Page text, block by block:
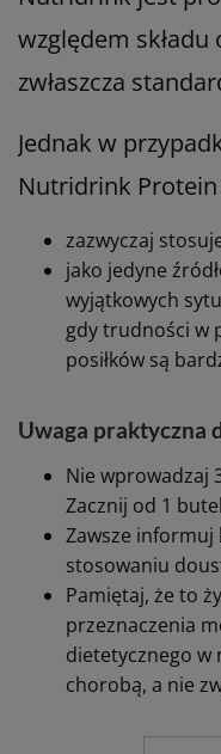
ustalić lekarz lub
wskazówki są
Jako
butelki po 125
Nutridrink
schłodzony (1
Preparat można
drugiego
źródło
W wielu
Nutridrink jest
względem
zwłaszcza
Jednak w
Nutridrink